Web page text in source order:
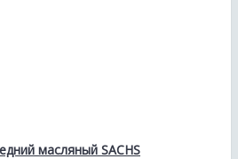
масляный SACHS